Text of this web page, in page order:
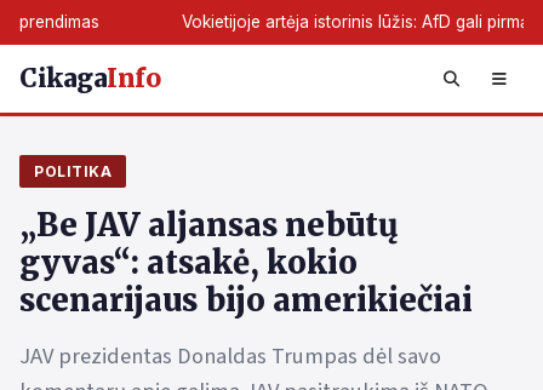
Vokietijoje artėja istorinis lūžis: AfD gali pirmą kartą perimti
CikagaInfo
POLITIKA
„Be JAV aljansas nebūtų
gyvas“: atsakė, kokio
scenarijaus bijo amerikiečiai
JAV prezidentas Donaldas Trumpas dėl savo